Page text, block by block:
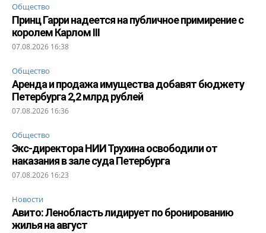
Общество
Принц Гарри надеется на публичное примирение с
королем Карлом III
07.08.2026 16:38
Общество
Аренда и продажа имущества добавят бюджету
Петербурга 2,2 млрд рублей
07.08.2026 16:36
Общество
Экс-директора НИИ Трухина освободили от
наказания в зале суда Петербурга
07.08.2026 16:23
Новости
Авито: Ленобласть лидирует по бронированию
жилья на август